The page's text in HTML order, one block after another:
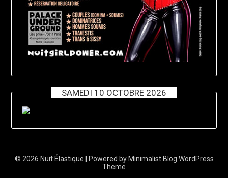
SAMEDI 10 OCTOBRE 2026
© 2026 Nuit Élastique | Powered by Minimalist Blog WordPress
Theme